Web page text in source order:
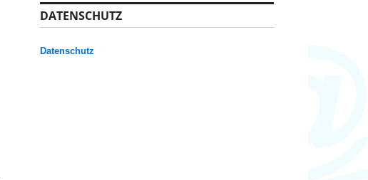
DATENSCHUTZ
Datenschutz